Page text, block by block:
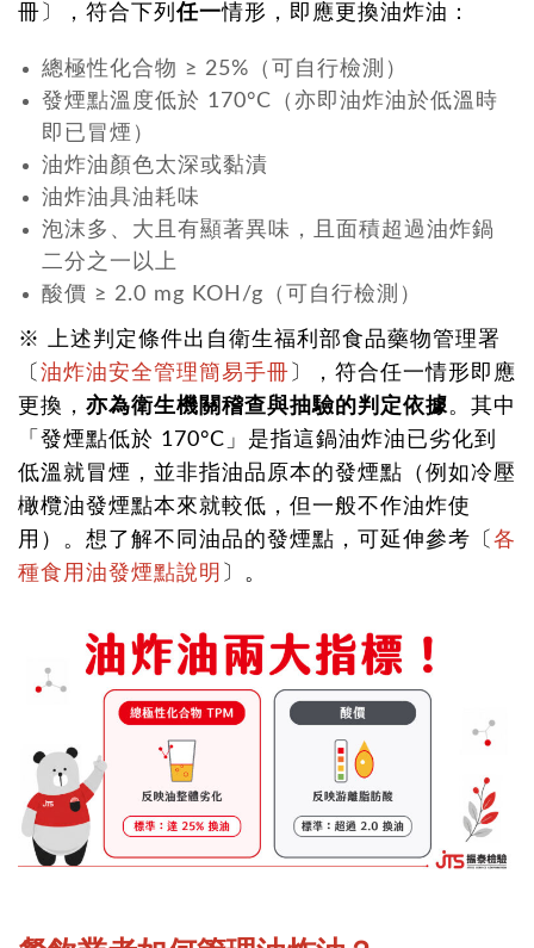
冊〕，符合下列任一情形，即應更換油炸油：
總極性化合物 ≥ 25%（可自行檢測）
發煙點溫度低於 170°C（亦即油炸油於低溫時
即已冒煙）
油炸油顏色太深或黏漬
油炸油具油耗味
泡沫多、大且有顯著異味，且面積超過油炸鍋
二分之一以上
酸價 ≥ 2.0 mg KOH/g（可自行檢測）
※ 上述判定條件出自衛生福利部食品藥物管理署
〔 油炸油安全管理簡易手冊 〕，符合任一情形即應
更換， 亦為衛生機關稽查與抽驗的判定依據。其中
「發煙點低於 170°C」是指這鍋油炸油已劣化到
低溫就冒煙，並非指油品原本的發煙點（例如冷壓
橄欖油發煙點本來就較低，但一般不作油炸使
用）。想了解不同油品的發煙點，可延伸參考〔 各
種食用油發煙點說明 〕。